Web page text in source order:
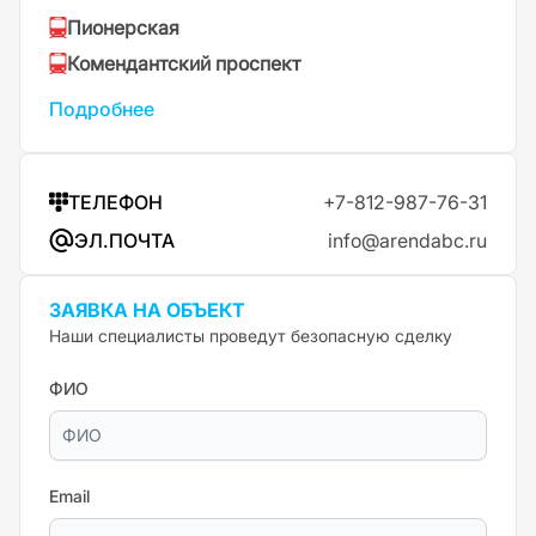
Пионерская
Комендантский проспект
Подробнее
ТЕЛЕФОН
+7-812-987-76-31
ЭЛ.ПОЧТА
info@arendabc.ru
ЗАЯВКА НА ОБЪЕКТ
Наши специалисты проведут безопасную сделку
ФИО
Email